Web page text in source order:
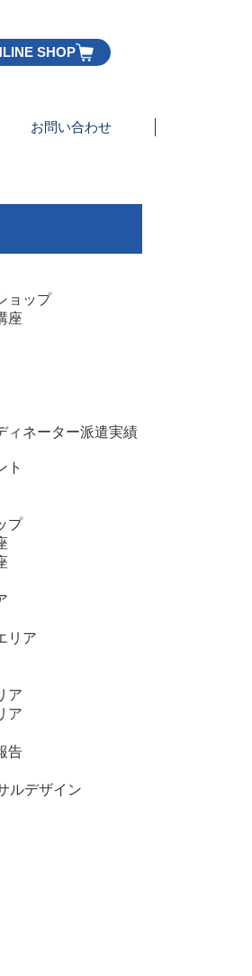
SHOP
お問い合わせ
ョップ
座
ィネーター派遣実績
ト
プ
リア
ア
ア
告
ルデザイン